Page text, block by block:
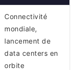
Connectivité
mondiale,
lancement de
data centers en
orbite